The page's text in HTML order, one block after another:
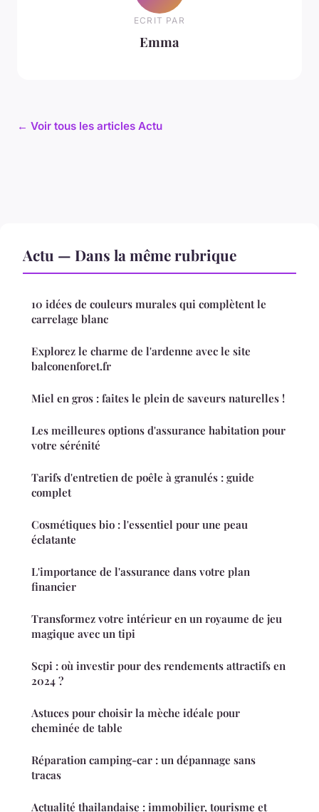
ECRIT PAR
Emma
← Voir tous les articles Actu
Actu — Dans la même rubrique
10 idées de couleurs murales qui complètent le
carrelage blanc
Explorez le charme de l'ardenne avec le site
balconenforet.fr
Miel en gros : faites le plein de saveurs naturelles !
Les meilleures options d'assurance habitation pour
votre sérénité
Tarifs d'entretien de poêle à granulés : guide
complet
Cosmétiques bio : l'essentiel pour une peau
éclatante
L'importance de l'assurance dans votre plan
financier
Transformez votre intérieur en un royaume de jeu
magique avec un tipi
Scpi : où investir pour des rendements attractifs en
2024 ?
Astuces pour choisir la mèche idéale pour
cheminée de table
Réparation camping-car : un dépannage sans
tracas
Actualité thailandaise : immobilier, tourisme et